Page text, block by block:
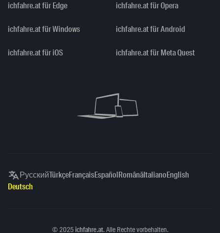
ichfahre.at für Edge ichfahre.at für Opera
ichfahre.at für Windows ichfahre.at für Android
ichfahre.at für iOS ichfahre.at für Meta Quest
РусскийTürkçeFrançaisEspañolRomânăItalianoEnglish
Deutsch
Copyright
© 2025ichfahre.at. Alle Rechte vorbehalten.